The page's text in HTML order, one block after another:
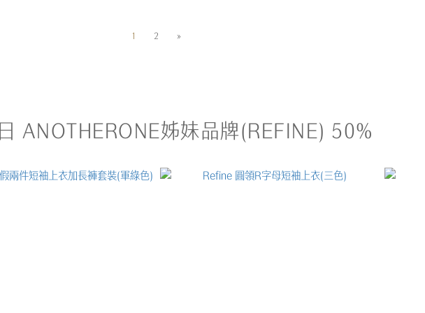
1 2 »
ANOTHERONE姊妹品牌(REFINE) 50%